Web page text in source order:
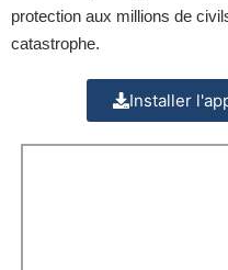
protection aux millions de
catastrophe.
Installer